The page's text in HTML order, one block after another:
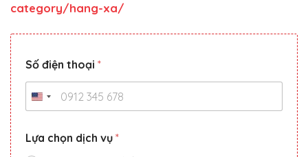
category/hang-xa/
Số điện thoại *
Lựa chọn dịch vụ *